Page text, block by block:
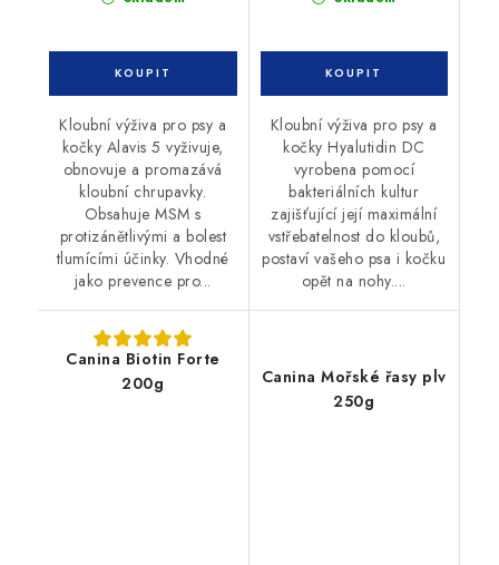
Kloubní výživa pro psy a
kočky Alavis 5 vyživuje,
obnovuje a promazává
kloubní chrupavky.
Obsahuje MSM s
protizánětlivými a bolest
tlumícími účinky. Vhodné
jako prevence pro...
Kloubní výživa pro psy a
kočky Hyalutidin DC
vyrobena pomocí
bakteriálních kultur
zajišťující její maximální
vstřebatelnost do kloubů,
postaví vašeho psa i kočku
opět na nohy....
Canina Biotin Forte
200g
Canina Mořské řasy plv
250g